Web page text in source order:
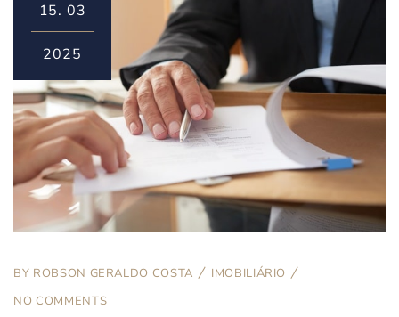
15. 03
2025
BY ROBSON GERALDO COSTA
IMOBILIÁRIO
NO COMMENTS